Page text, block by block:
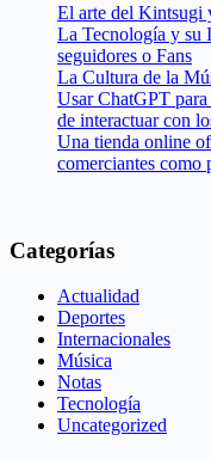
El arte del Kintsugi
La Tecnología y su
seguidores o Fans
La Cultura de la
Usar ChatGPT para
de interactuar con
Una tienda online
comerciantes como
Categorías
Actualidad
Deportes
Internacionales
Música
Notas
Tecnología
Uncategorized